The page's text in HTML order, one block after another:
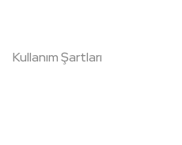
Kullanım Şartları